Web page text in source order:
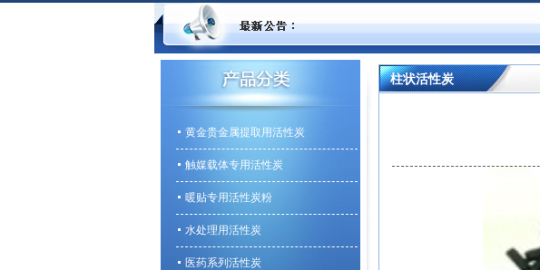
黄金贵金属提取用活性炭
触媒载体专用活性炭
暖贴专用活性炭粉
水处理用活性炭
医药系列活性炭
柱状活性炭